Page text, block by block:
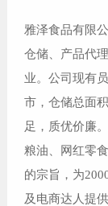
雅泽食品有限
仓储、产品代
业。公司现有
市，仓储总面
足，质优价廉
粮油、网红零
的宗旨，为
及电商达人提